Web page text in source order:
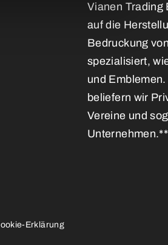
Vianen Trading
auf die
Bedruckung
spezialisiert,
und
beliefern wir
Vereine und
Unternehmen.**
Erklärung